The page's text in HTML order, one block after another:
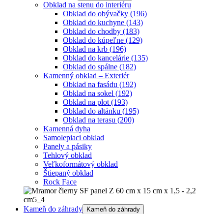
Obklad na stenu do interiéru
Obklad do obývačky (196)
Obklad do kuchyne (143)
Obklad do chodby (183)
Obklad do kúpeľne (129)
Obklad na krb (196)
Obklad do kancelárie (135)
Obklad do spálne (182)
Kamenný obklad – Exteriér
Obklad na fasádu (192)
Obklad na sokel (192)
Obklad na plot (193)
Obklad do altánku (195)
Obklad na terasu (200)
Kamenná dyha
Samolepiaci obklad
Panely a pásiky
Tehlový obklad
Veľkoformátový obklad
Štiepaný obklad
Rock Face
Kameň do záhrady Kameň do záhrady